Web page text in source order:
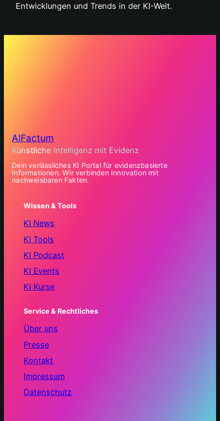
Entwicklungen und Trends in der KI-Welt.
AIFactum
Künstliche Intelligenz mit Evidenz
Dein verlässliches KI Portal für evidenzbasierte
Informationen. Wir verbinden Innovation mit
nachweisbaren Fakten.
Wissen & Tools
KI News
KI Tools
KI Podcast
KI Events
KI Kurse
Service & Rechtliches
Über uns
Presse
Kontakt
Impressum
Datenschutz